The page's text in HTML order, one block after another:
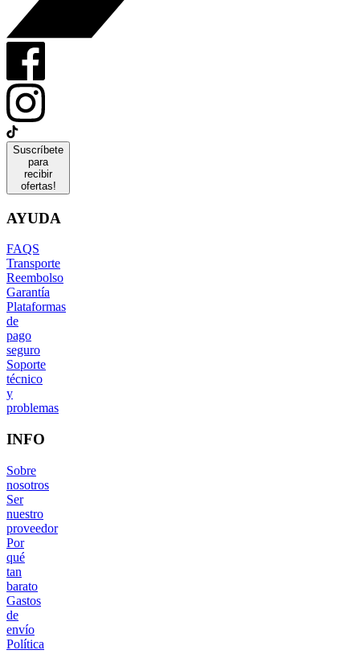
Suscríbete
para
recibir
ofertas!
AYUDA
FAQS
Transporte
Reembolso
Garantía
Plataformas
de
pago
seguro
Soporte
técnico
y
problemas
INFO
Sobre
nosotros
Ser
nuestro
proveedor
Por
qué
tan
barato
Gastos
de
envío
Política